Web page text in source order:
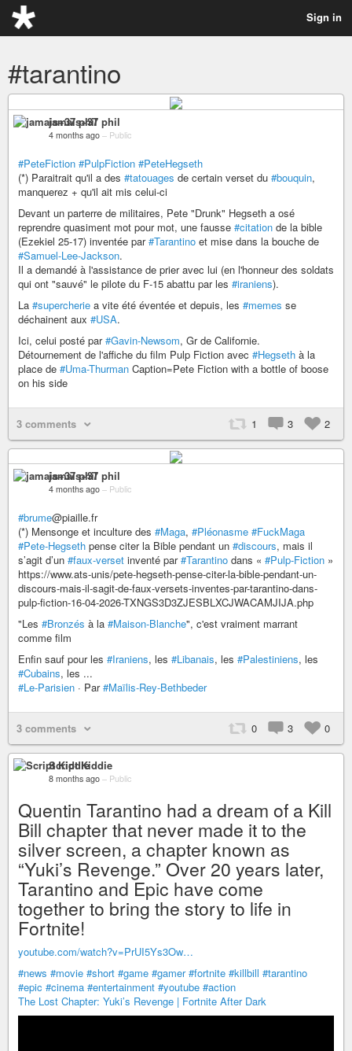
Sign in
#tarantino
jamais+37 phil
4 months ago – Public
#PeteFiction #PulpFiction #PeteHegseth
(*) Paraitrait qu'il a des #tatouages de certain verset du #bouquin,
manquerez + qu'il ait mis celui-ci
Devant un parterre de militaires, Pete "Drunk" Hegseth a osé
reprendre quasiment mot pour mot, une fausse #citation de la bible
(Ezekiel 25-17) inventée par#Tarantino et mise dans la bouche de
#Samuel-Lee-Jackson.
Il a demandé à l'assistance de prier avec lui (en l'honneur des soldats
qui ont "sauvé" le pilote du F-15 abattu par les #iraniens).
La #supercherie a vite été éventée et depuis, les #memes se
déchainent aux #USA.
Ici, celui posté par#Gavin-Newsom, Gr de Californie.
Détournement de l'affiche du film Pulp Fiction avec #Hegseth à la
place de #Uma-Thurman Caption=Pete Fiction with a bottle of boose
on his side
3 comments 1 3 2
jamais+37 phil
4 months ago – Public
#brume@piaille.fr
(*) Mensonge et inculture des #Maga, #Pléonasme #FuckMaga
#Pete-Hegseth pense citer la Bible pendant un #discours, mais il
s’agit d’un #faux-verset inventé par#Tarantino dans « #Pulp-Fiction »
https://www.ats-unis/pete-hegseth-pense-citer-la-bible-pendant-un-
discours-mais-il-sagit-de-faux-versets-inventes-par-tarantino-dans-
pulp-fiction-16-04-2026-TXNGS3D3ZJESBLXCJWACAMJIJA.php
"Les #Bronzés à la #Maison-Blanche", c'est vraiment marrant
comme film
Enfin sauf pour les #Iraniens, les #Libanais, les #Palestiniens, les
#Cubains, les ...
#Le-Parisien · Par#Maïlis-Rey-Bethbeder
3 comments 0 3 0
Script Kiddie
8 months ago – Public
Quentin Tarantino had a dream of a Kill
Bill chapter that never made it to the
silver screen, a chapter known as
“Yuki’s Revenge.” Over 20 years later,
Tarantino and Epic have come
together to bring the story to life in
Fortnite!
youtube.com/watch?v=PrUI5Ys3Ow…
#news #movie #short #game #gamer #fortnite #killbill #tarantino
#epic #cinema #entertainment #youtube #action
The Lost Chapter: Yuki’s Revenge | Fortnite After Dark